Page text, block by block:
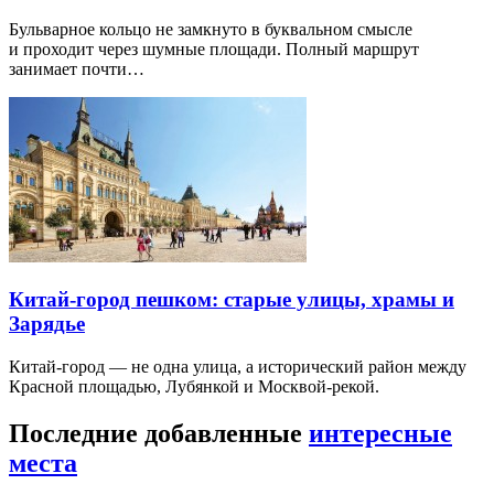
Бульварное кольцо не замкнуто в буквальном смысле
и проходит через шумные площади. Полный маршрут
занимает почти…
Китай-город пешком: старые улицы, храмы и
Зарядье
Китай-город — не одна улица, а исторический район между
Красной площадью, Лубянкой и Москвой-рекой.
Последние добавленные интересные
места